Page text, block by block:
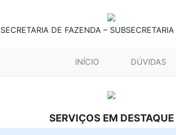
SECRETARIA DE FAZENDA –
INÍCIO (CURRENT)DÚVIDAS
SERVIÇOS EM DESTAQUE